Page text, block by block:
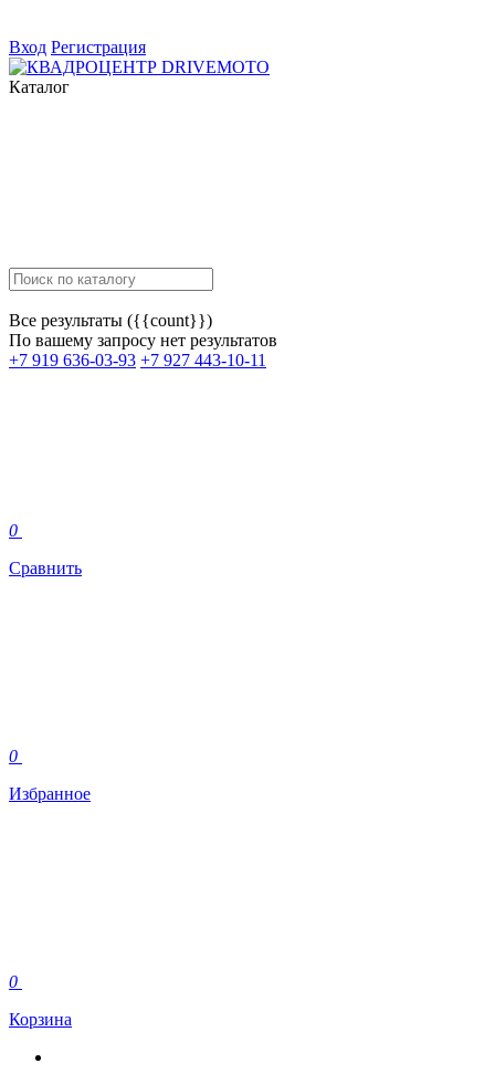
Вход Регистрация
Каталог
Все результаты ({{count}})
По вашему запросу нет результатов
+7 919 636-03-93 +7 927 443-10-11
0
Сравнить
0
Избранное
0
Корзина